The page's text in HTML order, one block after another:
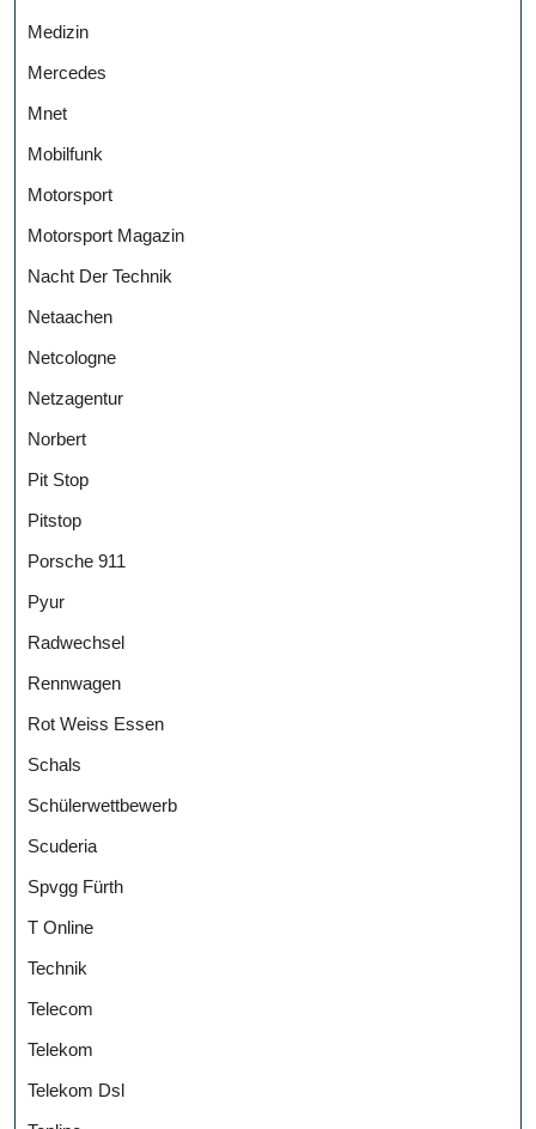
Medizin
Mercedes
Mnet
Mobilfunk
Motorsport
Motorsport Magazin
Nacht Der Technik
Netaachen
Netcologne
Netzagentur
Norbert
Pit Stop
Pitstop
Porsche 911
Pyur
Radwechsel
Rennwagen
Rot Weiss Essen
Schals
Schülerwettbewerb
Scuderia
Spvgg Fürth
T Online
Technik
Telecom
Telekom
Telekom Dsl